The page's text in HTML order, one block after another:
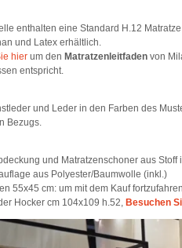
enthalten eine Standard H.12
und Latex erhältlich.
hier um den Matratzenleitfaden von
entspricht.
und Leder in den Farben des
Bezugs.
und Matratzenschoner aus Stoff
aus Polyester/Baumwolle (inkl.)
55x45 cm: um mit dem Kauf
Hocker cm 104x109 h.52, Besuchen